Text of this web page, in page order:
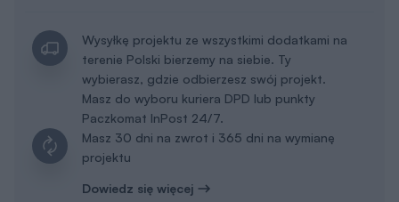
Wysyłkę projektu ze wszystkimi dodatkami na
terenie Polski bierzemy na siebie. Ty
wybierasz, gdzie odbierzesz swój projekt.
Masz do wyboru kuriera DPD lub punkty
Paczkomat InPost 24/7.
Masz 30 dni na zwrot i 365 dni na wymianę
projektu
Dowiedz się więcej